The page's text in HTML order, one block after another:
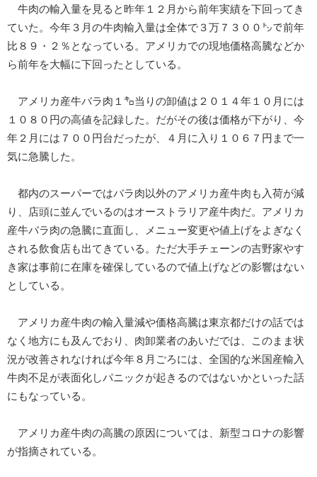
牛肉の輸入量を見ると昨年１２月から前年実績を下回ってき
ていた。今年３月の牛肉輸入量は全体で３万７３００㌧で前年
比８９・２％となっている。アメリカでの現地価格高騰などか
ら前年を大幅に下回ったとしている。
アメリカ産牛バラ肉１㌔当りの卸値は２０１４年１０月には
１０８０円の高値を記録した。だがその後は価格が下がり、今
年２月には７００円台だったが、４月に入り１０６７円まで一
気に急騰した。
都内のスーパーではバラ肉以外のアメリカ産牛肉も入荷が減
り、店頭に並んでいるのはオーストラリア産牛肉だ。アメリカ
産牛バラ肉の急騰に直面し、メニュー変更や値上げをよぎなく
される飲食店も出てきている。ただ大手チェーンの吉野家やす
き家は事前に在庫を確保しているので値上げなどの影響はない
としている。
アメリカ産牛肉の輸入量減や価格高騰は東京都だけの話では
なく地方にも及んでおり、肉卸業者のあいだでは、このまま状
況が改善されなければ今年８月ごろには、全国的な米国産輸入
牛肉不足が表面化しパニックが起きるのではないかといった話
にもなっている。
アメリカ産牛肉の高騰の原因については、新型コロナの影響
が指摘されている。